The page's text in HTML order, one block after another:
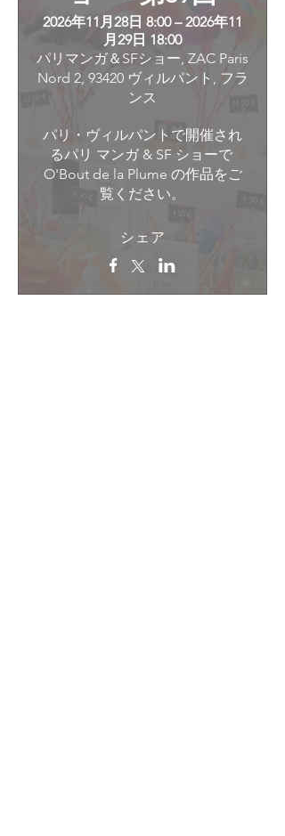
2026年11月28日 8:00 – 2026年11
月29日 18:00
パリマンガ＆SFショー, ZAC Paris
Nord 2, 93420 ヴィルパント, フラ
ンス
パリ・ヴィルパントで開催され
るパリ マンガ & SF ショーで
O'Bout de la Plume の作品をご
覧ください。
シェア